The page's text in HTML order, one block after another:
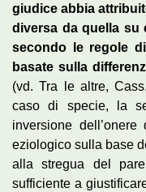
giudice abbia
diversa da quella su
secondo le regole
basate sulla
(vd. Tra le altre,
caso di specie, la
inversione
eziologico sulla base
alla stregua del
sufficiente a